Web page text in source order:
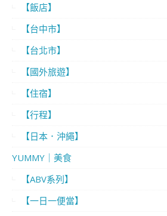
【飯店】
【台中市】
【台北市】
【國外旅遊】
【住宿】
【行程】
【日本．沖繩】
YUMMY｜美食
【ABV系列】
【一日一便當】